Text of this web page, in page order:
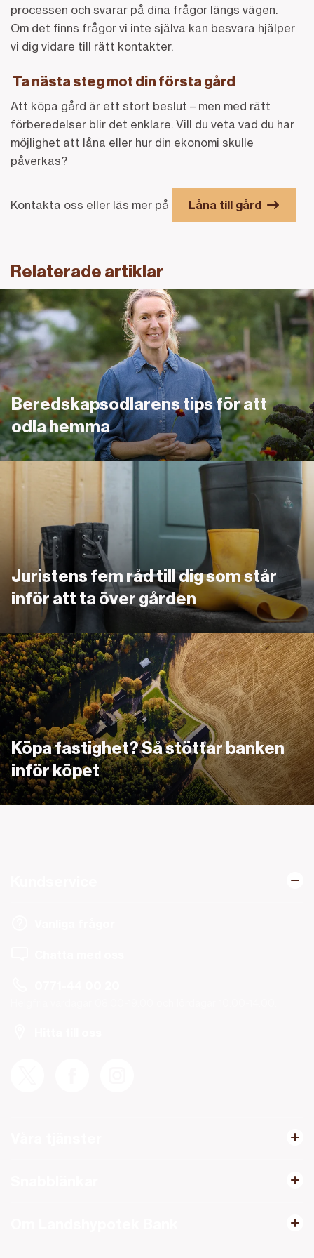
processen och svarar på dina frågor längs vägen.
Om det finns frågor vi inte själva kan besvara hjälper
vi dig vidare till rätt kontakter.
Ta nästa steg mot din första gård
Att köpa gård är ett stort beslut – men med rätt
förberedelser blir det enklare. Vill du veta vad du har
möjlighet att låna eller hur din ekonomi skulle
påverkas?
Kontakta oss eller läs mer på Låna till gård
Relaterade artiklar
Länk
Beredskapsodlarens tips för att
odla hemma
Juristens fem råd till dig som står
inför att ta över gården
Länk
Köpa fastighet? Så stöttar banken
inför köpet